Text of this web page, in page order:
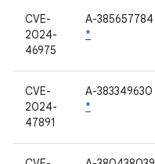
CVE-
2024-
46975
A-385657784
*
CVE-
2024-
47891
A-383349630
*